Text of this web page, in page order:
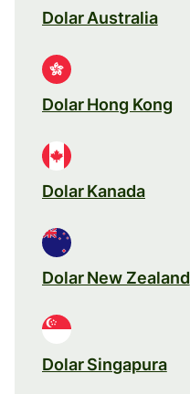
Dolar Australia
Dolar Hong Kong
Dolar Kanada
Dolar New Zealand
Dolar Singapura